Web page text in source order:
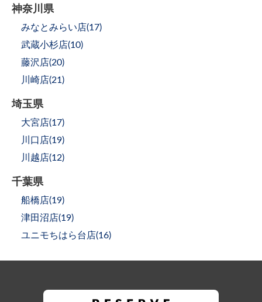
神奈川県
みなとみらい店(17)
武蔵小杉店(10)
藤沢店(20)
川崎店(21 )
埼玉県
大宮店(17)
川口店(19)
川越店(12)
千葉県
船橋店(19)
津田沼店(19)
ユニモちはら台店(16)